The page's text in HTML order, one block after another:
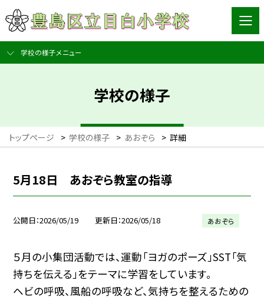
学校の様子メニュー
学校の様子
トップページ > 学校の様子 > あおぞら > 詳細
5月18日 あおぞら教室の指導
公開日 2026/05/19 更新日 2026/05/18 あおぞら
５月の小集団活動では、運動「ヨガのポーズ」SST「気
持ちを伝える」をテーマに学習をしています。
ヘビの呼吸、風船の呼吸など、気持ちを整えるための